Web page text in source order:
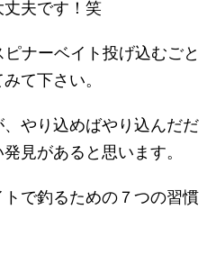
丈夫です！笑
ナーベイト投げ込むごと
て下さい。
やり込めばやり込んだだ
見があると思います。
で釣るための７つの習慣